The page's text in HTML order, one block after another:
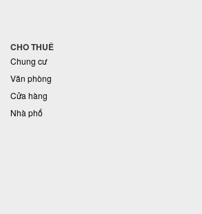
CHO THUÊ
Chung cư
Văn phòng
Cửa hàng
Nhà phố